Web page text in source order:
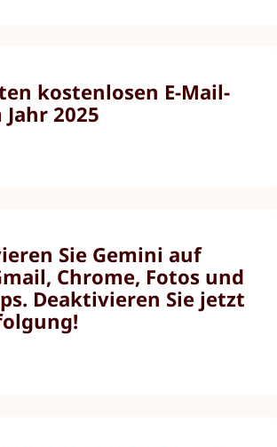
kostenlosen E-Mail-
2025
Sie Gemini auf
Chrome, Fotos und
Deaktivieren Sie jetzt